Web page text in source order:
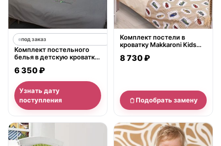
под заказ
Комплект постельного
белья в детскую кроватку
предметов
6 350 ₽
Узнать дату
поступления
Комплект постели в
кроватку Makkaroni Kids
8 730 ₽
Подобрать замену
нет в продаже